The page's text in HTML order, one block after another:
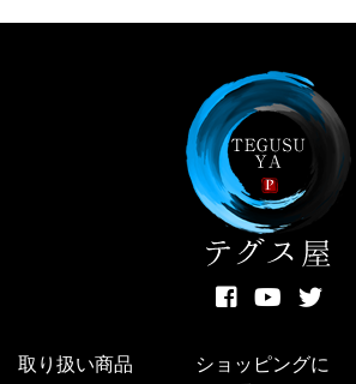
取り扱い商品
ショッピングに